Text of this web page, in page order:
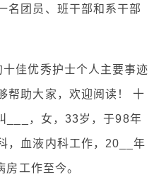
名团员、班干部和系干部
佳优秀护士个人主要事迹
帮助大家，欢迎阅读！ 十
___，女，33岁，于98年
，血液内科工作，20__年
工作至今。